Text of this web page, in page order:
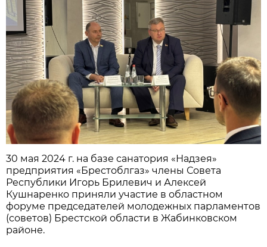
30 мая 2024 г. на базе санатория «Надзея»
предприятия «Брестоблгаз» члены Совета
Республики Игорь Брилевич и Алексей
Кушнаренко приняли участие в областном
форуме председателей молодежных парламентов
(советов) Брестской области в Жабинковском
районе.